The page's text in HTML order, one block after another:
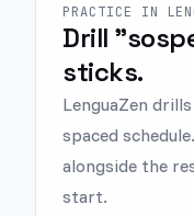
PRACTICE IN
Drill
sticks.
LenguaZen
spaced
alongside the
start.